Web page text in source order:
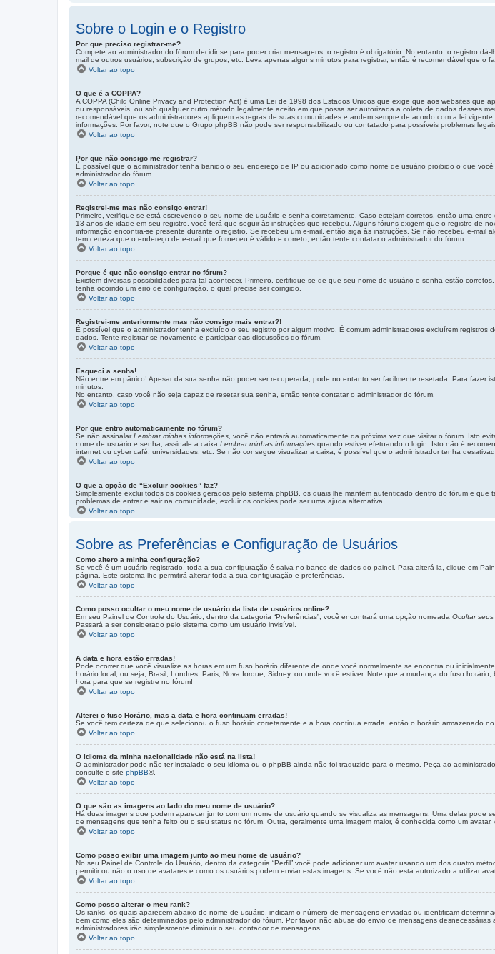
Sobre o Login e o Registro
Por que preciso registrar-me?
Compete ao administrador do fórum decidir se para poder criar mensagens, o registro é obrigatório. No entanto; o registro
mail de outros usuários, subscrição de grupos, etc. Leva apenas alguns minutos para registrar, então é recomendável que o
Voltar ao topo
O que é a COPPA?
A COPPA (Child Online Privacy and Protection Act) é uma Lei de 1998 dos Estados Unidos que exige que aos websites
ou responsáveis, ou sob qualquer outro método legalmente aceito em que possa ser autorizada a coleta de dados desses
recomendável que os administradores apliquem as regras de suas comunidades e andem sempre de acordo com a lei
informações. Por favor, note que o Grupo phpBB não pode ser responsabilizado ou contatado para possíveis problemas
Voltar ao topo
Por que não consigo me registrar?
É possível que o administrador tenha banido o seu endereço de IP ou adicionado como nome de usuário proibido o que
administrador do fórum.
Voltar ao topo
Registrei-me mas não consigo entrar!
Primeiro, verifique se está escrevendo o seu nome de usuário e senha corretamente. Caso estejam corretos, então uma
13 anos de idade em seu registro, você terá que seguir às instruções que recebeu. Alguns fóruns exigem que o registro de
informação encontra-se presente durante o registro. Se recebeu um e-mail, então siga às instruções. Se não recebeu e-
tem certeza que o endereço de e-mail que forneceu é válido e correto, então tente contatar o administrador do fórum.
Voltar ao topo
Porque é que não consigo entrar no fórum?
Existem diversas possibilidades para tal acontecer. Primeiro, certifique-se de que seu nome de usuário e senha estão
tenha ocorrido um erro de configuração, o qual precise ser corrigido.
Voltar ao topo
Registrei-me anteriormente mas não consigo mais entrar?!
É possível que o administrador tenha excluído o seu registro por algum motivo. É comum administradores excluírem
dados. Tente registrar-se novamente e participar das discussões do fórum.
Voltar ao topo
Esqueci a senha!
Não entre em pânico! Apesar da sua senha não poder ser recuperada, pode no entanto ser facilmente resetada. Para fazer
minutos.
No entanto, caso você não seja capaz de resetar sua senha, então tente contatar o administrador do fórum.
Voltar ao topo
Por que entro automaticamente no fórum?
Se não assinalarLembrar minhas informações , você não entrará automaticamente da próxima vez que visitar o fórum. Isto
nome de usuário e senha, assinale a caixa Lembrar minhas informações quando estiver efetuando o login. Isto não é
internet ou cyber café, universidades, etc. Se não consegue visualizar a caixa, é possível que o administrador tenha
Voltar ao topo
O que a opção de “Excluir cookies” faz?
Simplesmente exclui todos os cookies gerados pelo sistema phpBB, os quais lhe mantém autenticado dentro do fórum e
problemas de entrar e sair na comunidade, excluir os cookies pode ser uma ajuda alternativa.
Voltar ao topo
Sobre as Preferências e Configuração de Usuários
Como altero a minha configuração?
Se você é um usuário registrado, toda a sua configuração é salva no banco de dados do painel. Para alterá-la, clique em
página. Este sistema lhe permitirá alterar toda a sua configuração e preferências.
Voltar ao topo
Como posso ocultar o meu nome de usuário da lista de usuários online?
Em seu Painel de Controle do Usuário, dentro da categoria “Preferências”, você encontrará uma opção nomeada Ocultar
Passará a ser considerado pelo sistema como um usuário invisível.
Voltar ao topo
A data e hora estão erradas!
Pode ocorrer que você visualize as horas em um fuso horário diferente de onde você normalmente se encontra ou
horário local, ou seja, Brasil, Londres, Paris, Nova Iorque, Sidney, ou onde você estiver. Note que a mudança do fuso
hora para que se registre no fórum!
Voltar ao topo
Alterei o fuso Horário, mas a data e hora continuam erradas!
Se você tem certeza de que selecionou o fuso horário corretamente e a hora continua errada, então o horário armazenado
Voltar ao topo
O idioma da minha nacionalidade não está na lista!
O administrador pode não ter instalado o seu idioma ou o phpBB ainda não foi traduzido para o mesmo. Peça ao
consulte o site phpBB®.
Voltar ao topo
O que são as imagens ao lado do meu nome de usuário?
Há duas imagens que podem aparecer junto com um nome de usuário quando se visualiza as mensagens. Uma delas
de mensagens que tenha feito ou o seu status no fórum. Outra, geralmente uma imagem maior, é conhecida como um
Voltar ao topo
Como posso exibir uma imagem junto ao meu nome de usuário?
No seu Painel de Controle do Usuário, dentro da categoria “Perfil” você pode adicionar um avatar usando um dos quatro
permitir ou não o uso de avatares e como os usuários podem enviar estas imagens. Se você não está autorizado a utilizar
Voltar ao topo
Como posso alterar o meu rank?
Os ranks, os quais aparecem abaixo do nome de usuário, indicam o número de mensagens enviadas ou identificam
bem como eles são determinados pelo administrador do fórum. Por favor, não abuse do envio de mensagens
administradores irão simplesmente diminuir o seu contador de mensagens.
Voltar ao topo